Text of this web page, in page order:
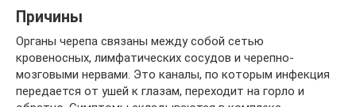
Причины
Органы черепа связаны между собой сетью
кровеносных, лимфатических сосудов и черепно-
мозговыми нервами. Это каналы, по которым инфекция
передается от ушей к глазам, переходит на горло и